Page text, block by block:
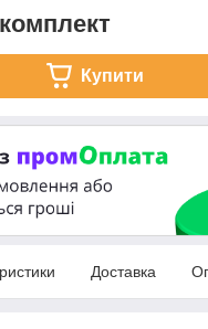
Купити
Доставка